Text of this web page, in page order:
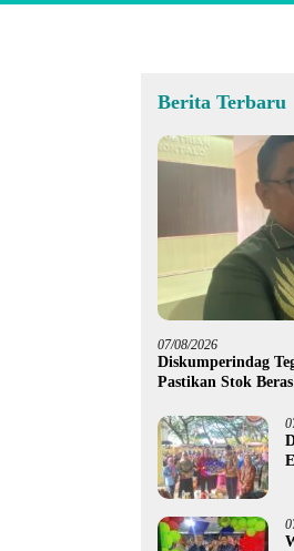
Berita Terbaru
07/08/2026
Diskumperindag
Pastikan Stok